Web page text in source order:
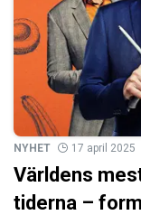
NYHET 17 april 2025
Världens
tiderna –